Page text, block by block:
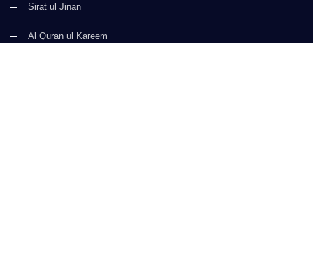
Sirat ul Jinan
Al Quran ul Kareem